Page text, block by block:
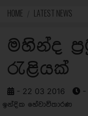
HOME LATEST NEWS
මහින්ද
රැළියක්
- 22 03 2016 -
ඉන්දික හේවාවිතාරණ